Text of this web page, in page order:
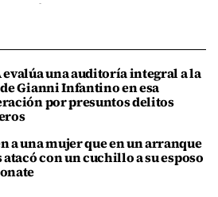
evalúa una auditoría integral a la
Gianni Infantino en esa
por presuntos delitos
a una mujer que en un arranque
atacó con un cuchillo a su esposo